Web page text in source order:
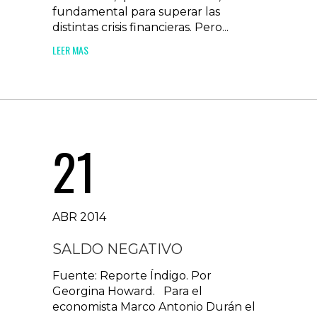
fundamental para superar las
distintas crisis financieras. Pero...
LEER MAS
21
ABR 2014
SALDO NEGATIVO
Fuente: Reporte Índigo. Por
Georgina Howard. Para el
economista Marco Antonio Durán el